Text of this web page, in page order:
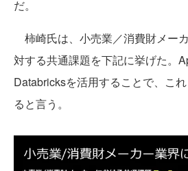
だ。
柿崎氏は、小売業／消費財メー
対する共通課題を下記に挙げた。
Databricksを活用することで、こ
ると言う。